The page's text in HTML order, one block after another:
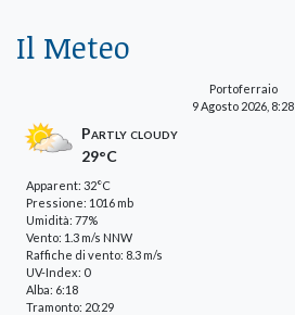
Il Meteo
Portoferraio
9 Agosto 2026, 8:28
Partly cloudy
29°C
Apparent: 32°C
Pressione: 1016 mb
Umidità: 77%
Vento: 1.3 m/s NNW
Raffiche di vento: 8.3 m/s
UV-Index: 0
Alba: 6:18
Tramonto: 20:29